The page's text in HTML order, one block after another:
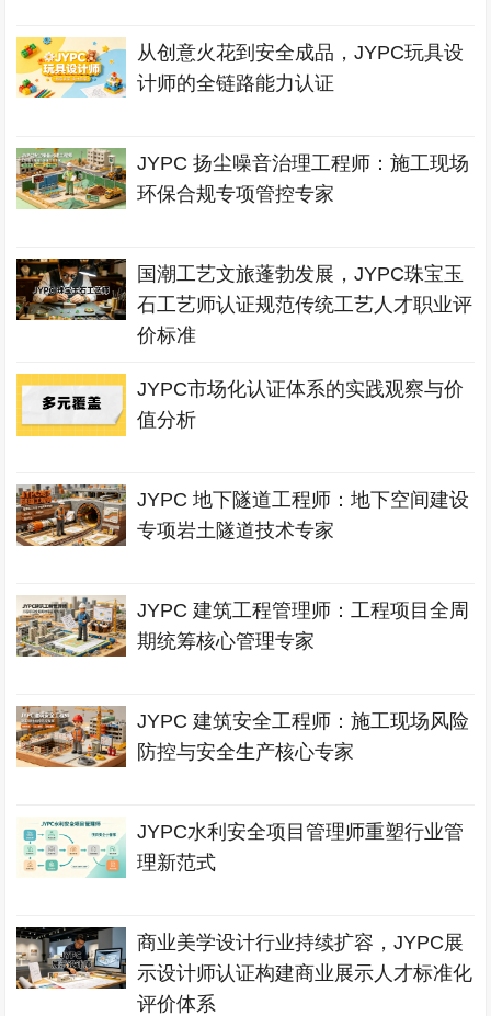
从创意火花到安全成品，JYPC玩具设
计师的全链路能力认证
JYPC 扬尘噪音治理工程师：施工现场
环保合规专项管控专家
国潮工艺文旅蓬勃发展，JYPC珠宝玉
石工艺师认证规范传统工艺人才职业评
价标准
JYPC市场化认证体系的实践观察与价
值分析
JYPC 地下隧道工程师：地下空间建设
专项岩土隧道技术专家
JYPC 建筑工程管理师：工程项目全周
期统筹核心管理专家
JYPC 建筑安全工程师：施工现场风险
防控与安全生产核心专家
JYPC水利安全项目管理师重塑行业管
理新范式
商业美学设计行业持续扩容，JYPC展
示设计师认证构建商业展示人才标准化
评价体系